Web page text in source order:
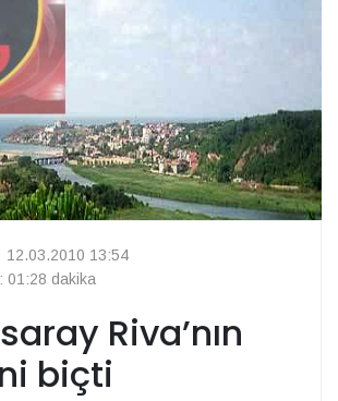
12.03.2010 13:54
01:28 dakika
Riva’nın
biçti